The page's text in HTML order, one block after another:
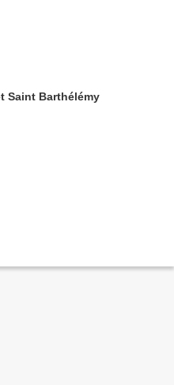
Saint Barthélémy